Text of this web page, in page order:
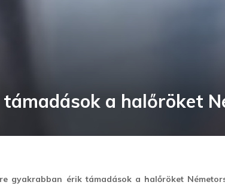
a halőröket
gyakrabban érik támadások a halőröket